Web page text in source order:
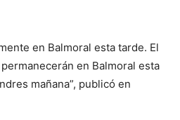
en Balmoral esta tarde. El
en Balmoral esta
mañana”, publicó en